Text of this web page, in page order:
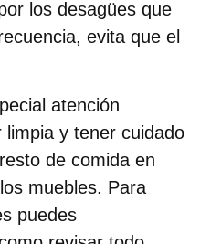
los desagües que
evita que el
atención
limpia y tener cuidado
resto de comida en
muebles. Para
puedes